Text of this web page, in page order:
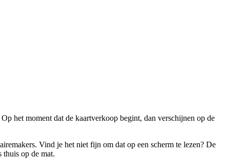
het moment dat de kaartverkoop begint, dan verschijnen op de
Vind je het niet fijn om dat op een scherm te lezen? De
thuis op de mat.